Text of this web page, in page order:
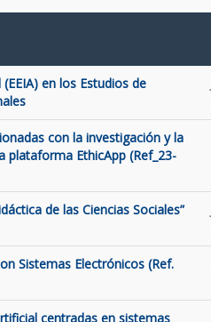
en los Estudios de
con la investigación y la
EthicApp (Ref_23-
de las Ciencias Sociales”
Sistemas Electrónicos (Ref.
centradas en sistemas